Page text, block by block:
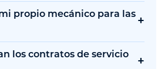
propio mecánico para las
+
los contratos de servicio
+